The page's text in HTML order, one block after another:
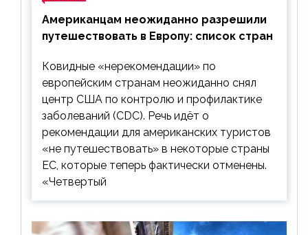
Американцам неожиданно разрешили
путешествовать в Европу: список стран
Ковидные «нерекомендации» по
европейским странам неожиданно снял
центр США по контролю и профилактике
заболеваний (CDC). Речь идёт о
рекомендации для американских туристов
«не путешествовать» в некоторые страны
ЕС, которые теперь фактически отменены.
«Четвертый